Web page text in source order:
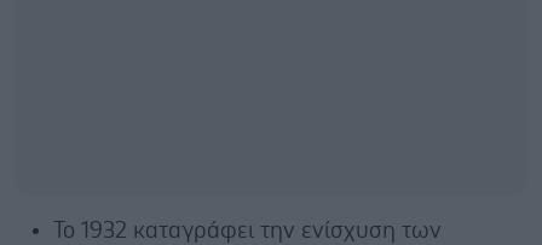
Το 1932 καταγράφει την ενίσχυση των